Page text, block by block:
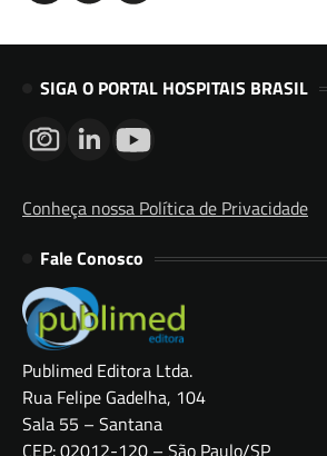
SIGA O PORTAL HOSPITAIS BRASIL
Conheça nossa Política de Privacidade
Fale Conosco
Publimed Editora Ltda.
Rua Felipe Gadelha, 104
Sala 55 – Santana
CEP: 02012-120 – São Paulo/SP